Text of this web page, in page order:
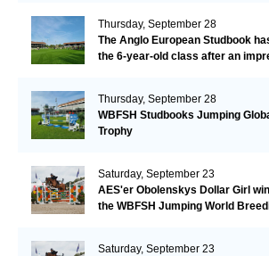
Thursday, September 28
The Anglo European Studbook
the 6-year-old class after an
Thursday, September 28
WBFSH Studbooks Jumping
Trophy
Saturday, September 23
AES'er Obolenskys Dollar Girl
the WBFSH Jumping World
Saturday, September 23